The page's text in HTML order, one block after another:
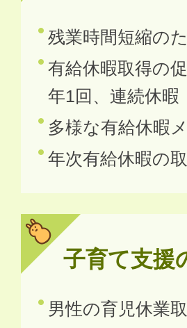
残業時間短縮の
有給休暇取得の
年1回、連続休暇
多様な有給休暇
年次有給休暇の
子育て支援
男性の育児休業